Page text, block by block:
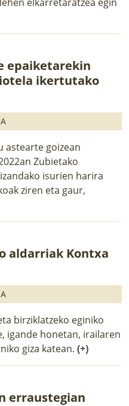
epaiketarekin
ikertutako
astearte goizean
Zubietako
isurien harira
ziren eta gaur,
aldarriak Kontxa
birziklatzeko eginiko
igande honetan, irailaren
giza katean. (+)
erraustegian